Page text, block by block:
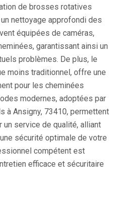
de brosses rotatives
nettoyage approfondi des
équipées de caméras,
garantissant ainsi un
problèmes. De plus, le
moins traditionnel, offre une
pour les cheminées
modernes, adoptées par
à Ansigny, 73410, permettent
un service de qualité, alliant
sécurité optimale de votre
compétent est
efficace et sécuritaire